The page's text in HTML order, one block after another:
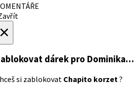
dárek pro Dominika…
si zablokovat Chapito korzet?